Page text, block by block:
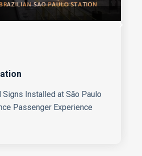
Signs Installed at São Paulo
Passenger Experience